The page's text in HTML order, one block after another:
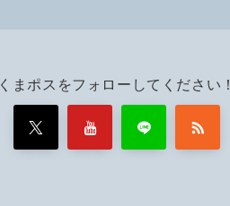
くまポスをフォローしてください！